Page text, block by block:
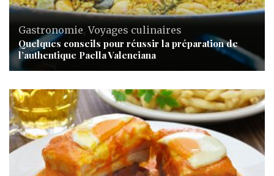
Gastronomie,Voyages culinaires
Quelques conseils pour réussir la préparation de
l’authentique Paella Valenciana